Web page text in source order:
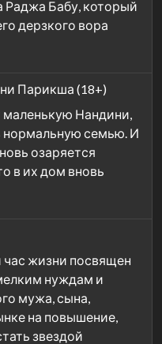
Раджа Бабу, который
дерзкого вора
Парикша (18+)
Нандини,
нормальную семью. И
озаряется
в их дом вновь
жизни посвящен
нуждам и
мужа, сына,
на повышение,
звездой